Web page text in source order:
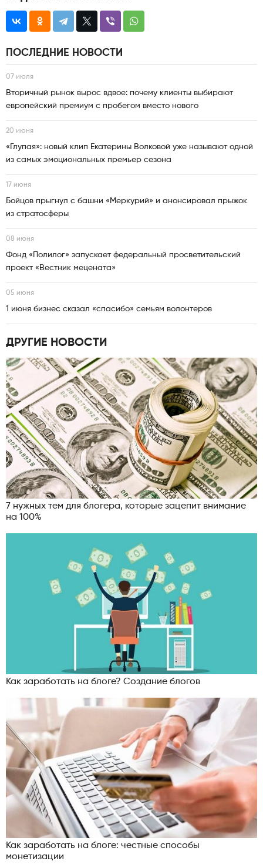
ПОСЛЕДНИЕ НОВОСТИ
07 июля
Вторичный рынок вырос вдвое: почему клиенты выбирают
европейский премиум с пробегом вместо нового
20 июня
«Глупая»: новый клип Екатерины Волковой уже называют одной
из самых эмоциональных премьер сезона
17 июня
Бойцов прыгнул с башни «Меркурий» и анонсировал прыжок
из стратосферы
08 июня
Фонд «Полилог» запускает федеральный просветительский
проект «Вестник мецената»
05 июня
1 июня бизнес сказал «спасибо» семьям волонтеров
ДРУГИЕ НОВОСТИ
7 нужных тем для блогера, которые зацепит внимание
на 100%
Как заработать на блоге? Создание блогов
Как заработать на блоге: честные способы
монетизации